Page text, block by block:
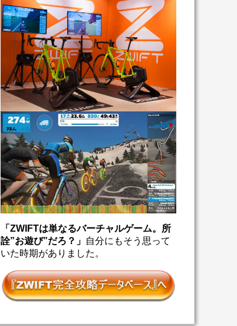
「ZWIFTは単なるバーチャルゲーム。所
詮”お遊び”だろ？」 自分にもそう思って
いた時期がありました。